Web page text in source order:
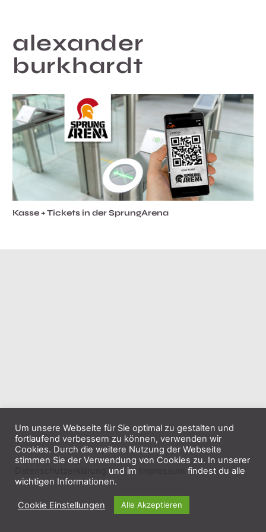
alexander
burkhardt
Kasse + Tickets in der SprungArena
Um unsere Webseite für Sie optimal zu gestalten und
fortlaufend verbessern zu können, verwenden wir
Cookies. Durch die weitere Nutzung der Webseite
stimmen Sie der Verwendung von Cookies zu. In unserer
und im
findest du alle
wichtigen Informationen.
Cookie Einstellungen Alle Akzeptieren